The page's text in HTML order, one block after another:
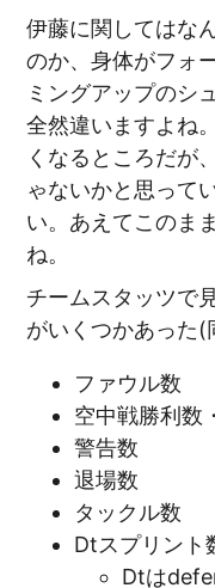
伊藤に関してはな
のか、身体がフォ
ミングアップのシ
全然違いますよね
くなるところだが
ゃないかと思って
い。あえてこのま
ね。
チームスタッツで
がいくつかあった(
ファウル数
空中戦勝利数
警告数
退場数
タックル数
Dtスプリント
Dtは